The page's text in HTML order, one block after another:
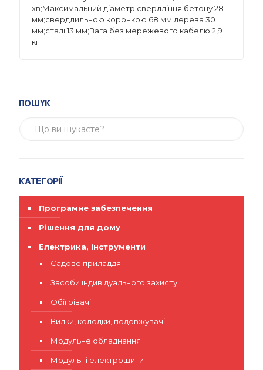
хв;Максимальний діаметр свердління:бетону 28
мм;свердлильною коронкою 68 мм;дерева 30
мм;сталі 13 мм;Вага без мережевого кабелю 2,9
кг
Пошук
Категорії
Програмне забезпечення
Рішення для дому
Електрика, інструменти
Садове приладдя
Засоби індивідуального захисту
Обігрівачі
Вилки, колодки, подовжувачі
Модульне обладнання
Модульні електрощити